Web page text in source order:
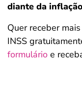
diante da inflação
Quer receber
INSS
formulário e